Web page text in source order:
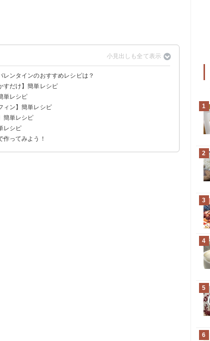
ンタインのおすすめレシピは？
すだけ】簡単レシピ
単レシピ
ィン】簡単レシピ
簡単レシピ
レシピ
ってみよう！
1
2
3
4
5
6